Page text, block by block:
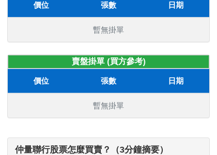
價位 張數 日期
暫無掛單
賣盤掛單 (買方參考)
價位 張數 日期
暫無掛單
仲量聯行股票怎麼買賣？（3分鐘摘要）